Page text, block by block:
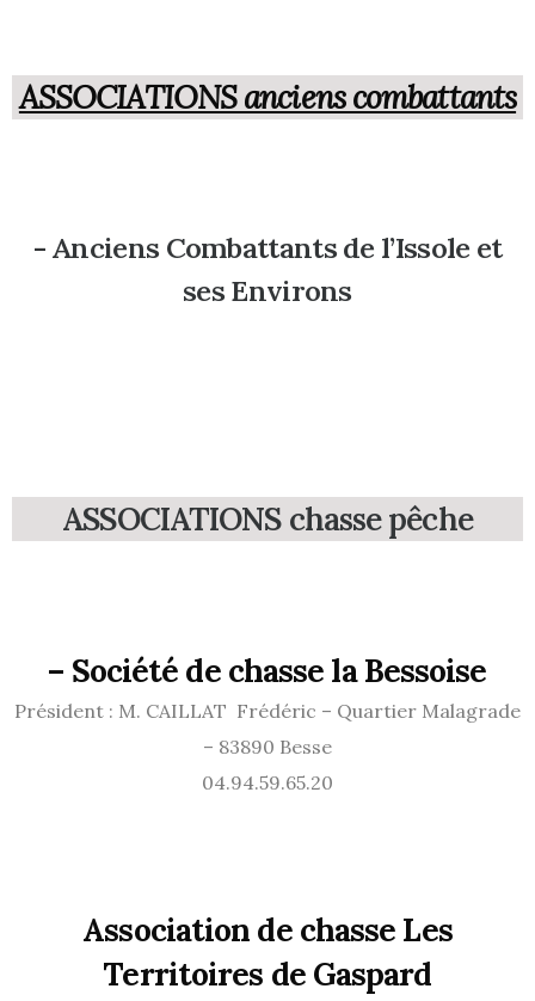
ASSOCIATIONS anciens combattants
- Anciens Combattants de l’Issole et
ses Environs
ASSOCIATIONS chasse pêche
– Société de chasse la Bessoise
Président : M. CAILLAT Frédéric – Quartier Malagrade
– 83890 Besse
04.94.59.65.20
Association de chasse Les
Territoires de Gaspard